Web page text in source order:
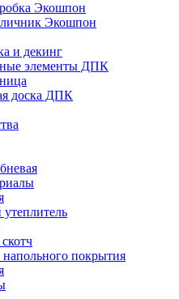
Экошпон
Экошпон
и декинг
элементы ДПК
доска ДПК
покрытия